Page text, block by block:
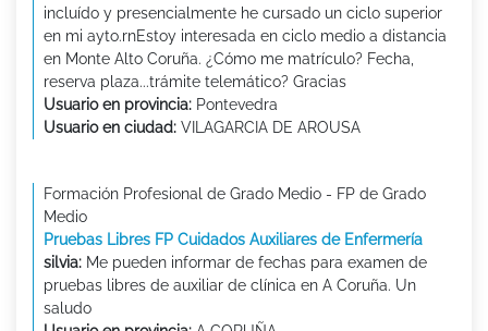
incluído y presencialmente he cursado un ciclo superior
en mi ayto.rnEstoy interesada en ciclo medio a distancia
en Monte Alto Coruña. ¿Cómo me matrículo? Fecha,
reserva plaza...trámite telemático? Gracias
Usuario en provincia: Pontevedra
Usuario en ciudad: VILAGARCIA DE AROUSA
Formación Profesional de Grado Medio - FP de Grado
Medio
Pruebas Libres FP Cuidados Auxiliares de Enfermería
silvia: Me pueden informar de fechas para examen de
pruebas libres de auxiliar de clínica en A Coruña. Un
saludo